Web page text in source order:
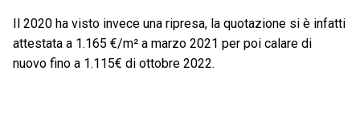
Il 2020 ha visto invece una ripresa, la quotazione si è infatti
attestata a 1.165 €/m² a marzo 2021 per poi calare di
nuovo fino a 1.115€ di ottobre 2022.